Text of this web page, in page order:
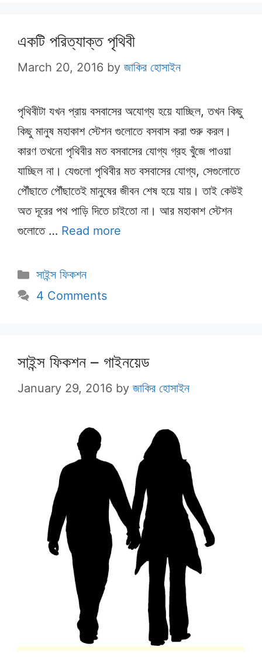
একটি পরিত্যাক্ত পৃথিবী
March 20, 2016 by জাকির হোসাইন
পৃথিবীটা যখন প্রায় বসবাসের অযোগ্য হয়ে যাচ্ছিল, তখন কিছু
কিছু মানুষ মহাকাশ স্টেশন গুলোতে বসবাস করা শুরু করল।
কারণ তখনো পৃথিবীর মত বসবাসের যোগ্য গ্রহ খুঁজে পাওয়া
যাচ্ছিল না। যেগুলো পৃথিবীর মত বসবাসের যোগ্য, সেগুলোতে
পৌঁছাতে পৌঁছাতেই মানুষের জীবন শেষ হয়ে যায়। তাই কেউই
অত দূরের পথ পাড়ি দিতে চাইতো না। আর মহাকাশ স্টেশন
গুলোতে … Read more
Categories
সাইন্স ফিকশন
4 Comments
সাইন্স ফিকশন – গাইনয়েড
January 29, 2016 by জাকির হোসাইন